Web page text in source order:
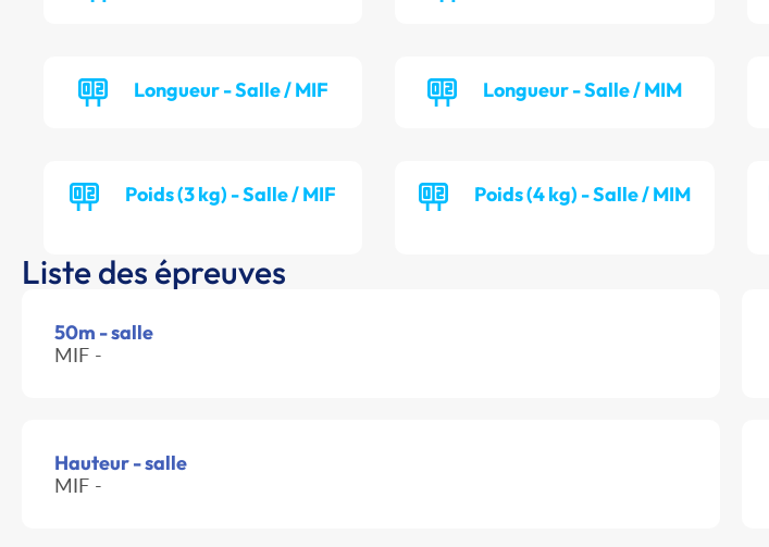
Longueur - Salle / MIF Longueur - Salle / MIM
Poids (3 kg) - Salle / MIF Poids (4 kg) - Salle / MIM
Liste des épreuves
50m - salle
MIF -
Hauteur - salle
MIF -